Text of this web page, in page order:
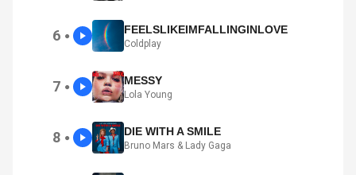
6 ● FEELSLIKEIMFALLINGINLOVE
Coldplay
7 ● MESSY
Lola Young
8 ● DIE WITH A SMILE
Bruno Mars & Lady Gaga